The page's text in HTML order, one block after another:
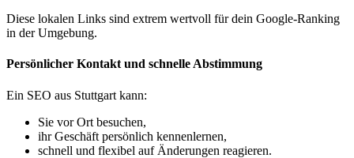
Diese lokalen Links sind extrem wertvoll für dein Google-Ranking
in der Umgebung.
Persönlicher Kontakt und schnelle Abstimmung
Ein SEO aus Stuttgart kann:
Sie vor Ort besuchen,
ihr Geschäft persönlich kennenlernen,
schnell und flexibel auf Änderungen reagieren.